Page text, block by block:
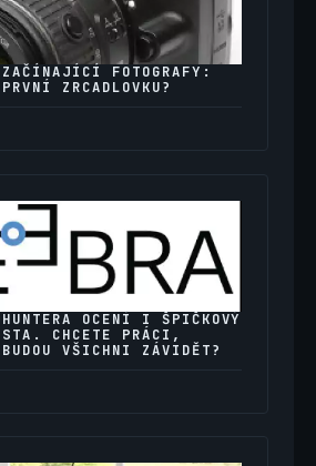
ZAČÍNAJÍCÍ FOTOGRAFY:
ZRCADLOVKU?
OCENÍ I ŠPIČKOVÝ
CHCETE PRÁCI,
BUDOU VŠICHNI ZÁVIDĚT?